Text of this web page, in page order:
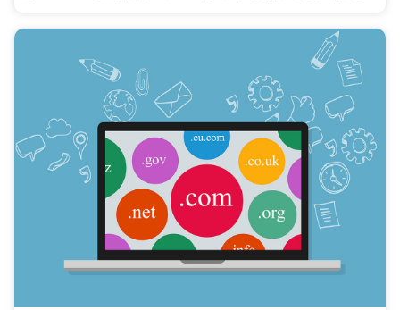
インを利用するにあたってのメリットとデメリットをご紹介しますので、SEO
対策をしてホームページを上位表示させたい人はぜひ参考にして見てくださ